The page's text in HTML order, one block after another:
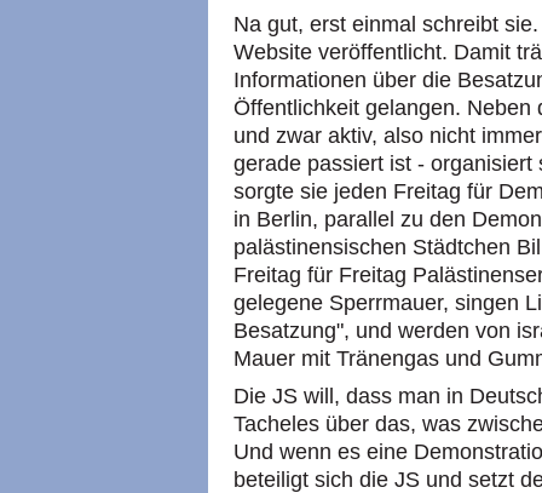
Na gut, erst einmal schreibt
Website veröffentlicht. Damit
Informationen über die
Öffentlichkeit gelangen.
und zwar aktiv, also nicht
gerade passiert ist -
sorgte sie jeden Freitag für
in Berlin, parallel zu den
palästinensischen Städtchen
Freitag für Freitag
gelegene Sperrmauer, singen
Besatzung", und werden von
Mauer mit Tränengas und
Die JS will, dass man in
Tacheles über das, was
Und wenn es eine
beteiligt sich die JS und setzt